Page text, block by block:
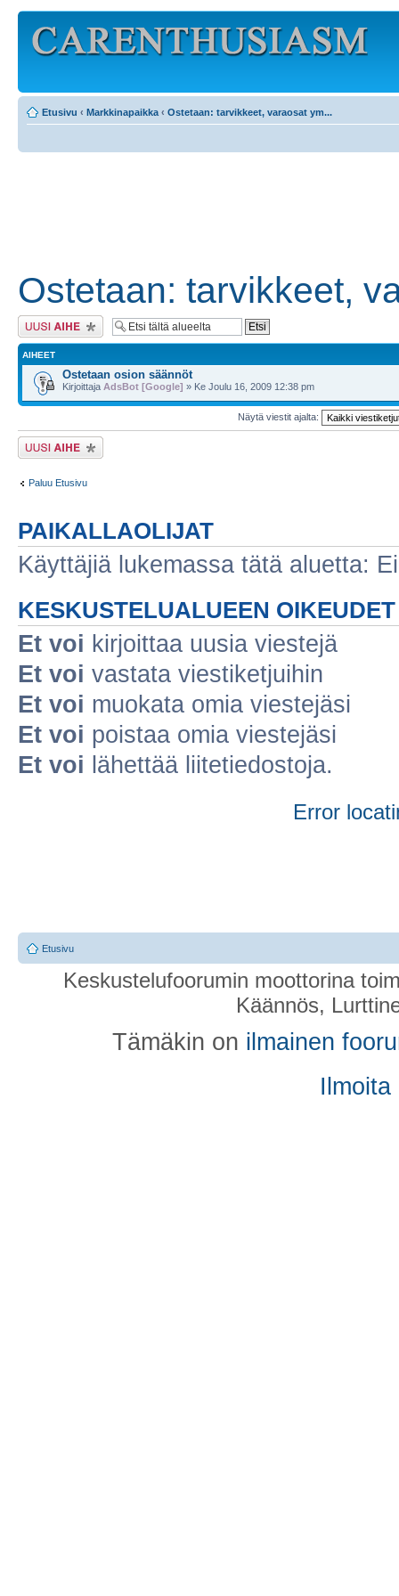
Etusivu ‹ Markkinapaikka ‹ Ostetaan: tarvikkeet, varaosat ym...
Ostetaan: tarvikkeet,
Lähetä uusi viesti
AIHEET
Ostetaan osion säännöt
Kirjoittaja AdsBot [Google] » Ke Joulu 16, 2009 12:38 pm
Näytä viestit ajalta:
Lähetä uusi viesti
Paluu Etusivu
PAIKALLAOLIJAT
Käyttäjiä lukemassa tätä aluetta:
KESKUSTELUALUEEN OIKEUDET
Et voi kirjoittaa uusia viestejä
Et voi vastata viestiketjuihin
Et voi muokata omia viestejäsi
Et voi poistaa omia viestejäsi
Et voi lähettää liitetiedostoja.
Error
Etusivu
Keskustelufoorumin moottorina
Käännös,
Tämäkin on ilmainen